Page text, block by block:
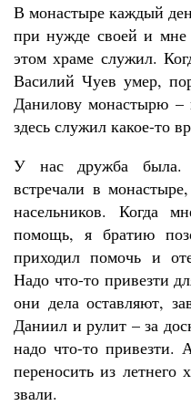
В монастыре каждый
при нужде своей и
этом храме служил.
Василий Чуев умер,
Данилову монастырю
здесь служил какое-то
У нас дружба была.
встречали в
насельников. Когда
помощь, я братию
приходил помочь и
Надо что-то привезти
они дела оставляют,
Даниил и рулит – за
надо что-то
переносить из летнего
звали.